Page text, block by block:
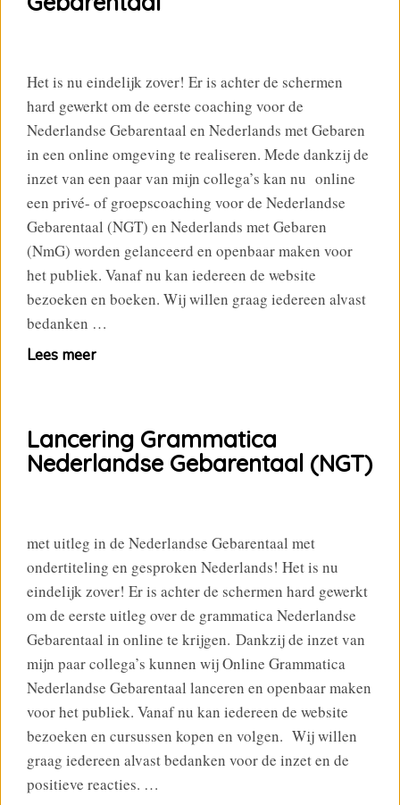
Het is nu eindelijk zover! Er is achter de schermen
hard gewerkt om de eerste coaching voor de
Nederlandse Gebarentaal en Nederlands met Gebaren
in een online omgeving te realiseren. Mede dankzij de
inzet van een paar van mijn collega’s kan nu online
een privé- of groepscoaching voor de Nederlandse
Gebarentaal (NGT) en Nederlands met Gebaren
(NmG) worden gelanceerd en openbaar maken voor
het publiek. Vanaf nu kan iedereen de website
bezoeken en boeken. Wij willen graag iedereen alvast
bedanken …
Lees meer
Lancering Grammatica
Nederlandse Gebarentaal (NGT)
met uitleg in de Nederlandse Gebarentaal met
ondertiteling en gesproken Nederlands! Het is nu
eindelijk zover! Er is achter de schermen hard gewerkt
om de eerste uitleg over de grammatica Nederlandse
Gebarentaal in online te krijgen. Dankzij de inzet van
mijn paar collega’s kunnen wij Online Grammatica
Nederlandse Gebarentaal lanceren en openbaar maken
voor het publiek. Vanaf nu kan iedereen de website
bezoeken en cursussen kopen en volgen. Wij willen
graag iedereen alvast bedanken voor de inzet en de
positieve reacties. …